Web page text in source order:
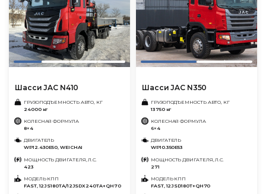
Шасси JAC N410
ГРУЗОПОДЪЕМНОСТЬ АВТО, КГ
24000 кг
КОЛЕСНАЯ ФОРМУЛА
8×4
ДВИГАТЕЛЬ
WP12.430E50, WEICHAI
МОЩНОСТЬ ДВИГАТЕЛЯ, Л.С.
423
МОДЕЛЬ КПП
FAST, 12JS180TА/12JSDX240TA+QH70
Шасси JAC N350
ГРУЗОПОДЪЕМНОСТЬ АВТО, КГ
13750 кг
КОЛЕСНАЯ ФОРМУЛА
6×4
ДВИГАТЕЛЬ
WP10.350E53
МОЩНОСТЬ ДВИГАТЕЛЯ, Л.С.
271
МОДЕЛЬ КПП
FAST, 12JSD180T+QH70